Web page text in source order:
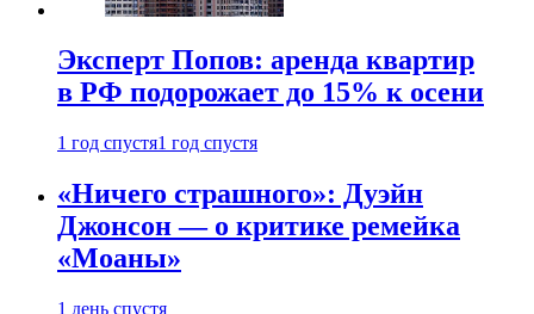
Эксперт Попов: аренда квартир
в РФ подорожает до 15% к осени
1 год спустя1 год спустя
«Ничего страшного»: Дуэйн
Джонсон — о критике ремейка
«Моаны»
1 день спустя